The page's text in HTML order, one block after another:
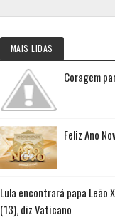
MAIS LIDAS
Coragem
Feliz Ano
Lula encontrará papa Leão
(13), diz Vaticano